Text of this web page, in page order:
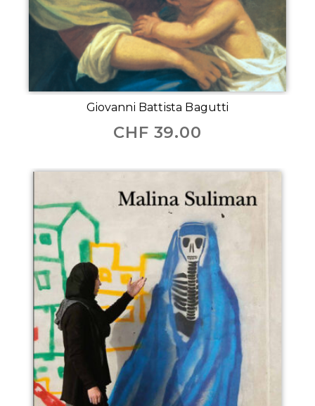
Giovanni Battista Bagutti
CHF 39.00